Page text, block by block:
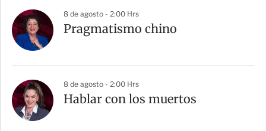
8 de agosto - 2:00 Hrs
Pragmatismo chino
8 de agosto - 2:00 Hrs
Hablar con los muertos